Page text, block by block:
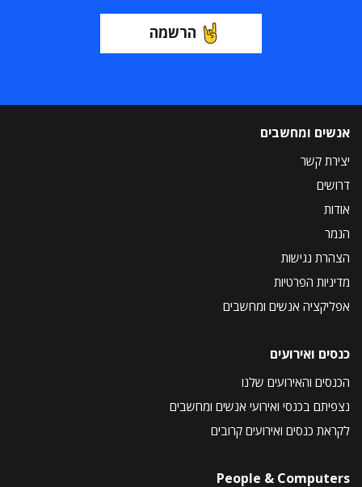
הרשמה
אנשים ומחשבים
יצירת קשר
דרושים
אודות
הנמר
הצהרת נגישות
מדיניות הפרטיות
אפליקציה אנשים ומחשבים
כנסים ואירועים
הכנסים והאירועים שלנו
נצפיתם בכנסי ואירועי אנשים ומחשבים
לקראת כנסים ואירועים קרובים
People & Computers